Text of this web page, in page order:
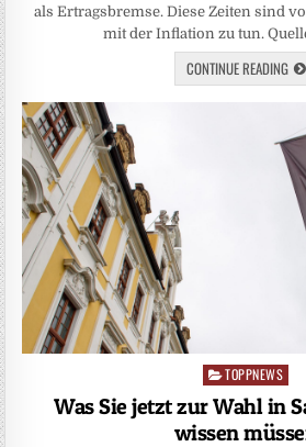
als Ertragsbremse. Diese Zeiten sind
mit der Inflation zu tun.
CONTINUE READING
Posted
in
TOPPNEWS
Was Sie jetzt zur Wahl in
wissen